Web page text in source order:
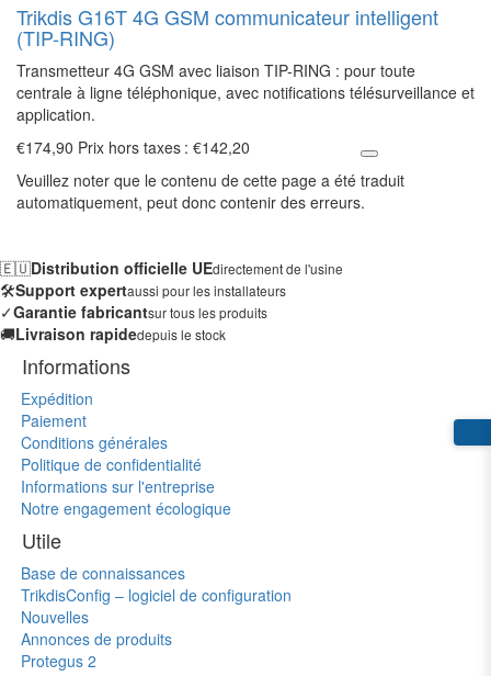
Trikdis G16T 4G GSM communicateur intelligent
(TIP-RING)
Transmetteur 4G GSM avec liaison TIP-RING : pour toute
centrale à ligne téléphonique, avec notifications télésurveillance et
application.
€174,90 Prix hors taxes : €142,20
Veuillez noter que le contenu de cette page a été traduit
automatiquement, peut donc contenir des erreurs.
🇪🇺Distribution officielle UEdirectement de l'usine
🛠️Support expertaussi pour les installateurs
✓Garantie fabricantsur tous les produits
🚚Livraison rapidedepuis le stock
Informations
Expédition
Paiement
Conditions générales
Politique de confidentialité
Informations sur l'entreprise
Notre engagement écologique
Utile
Base de connaissances
TrikdisConfig – logiciel de configuration
Nouvelles
Annonces de produits
Protegus 2